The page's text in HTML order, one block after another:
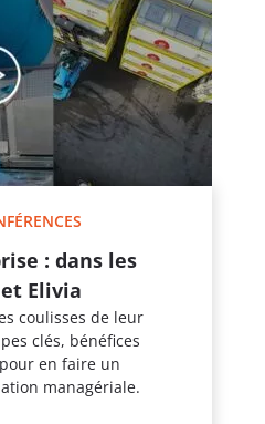
: dans les
Elivia
coulisses de leur
clés, bénéfices
en faire un
managériale.